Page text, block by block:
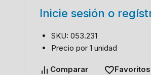
Inicie sesión o
SKU: 053.231
Precio por 1 unidad
Comparar Favoritos